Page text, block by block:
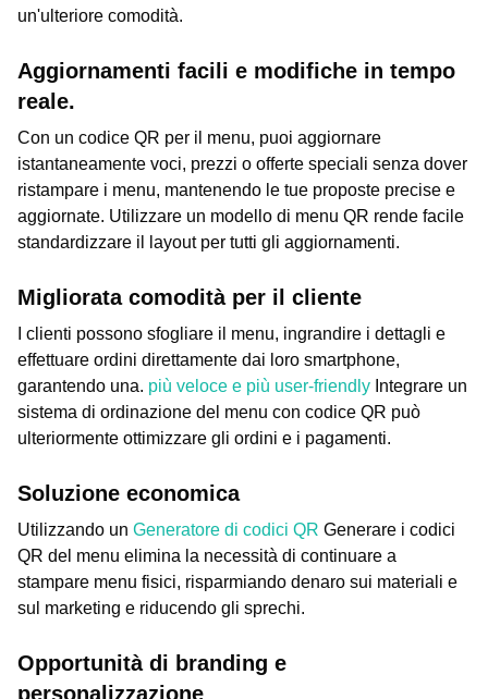
un'ulteriore comodità.
Aggiornamenti facili e modifiche in tempo
reale.
Con un codice QR per il menu, puoi aggiornare
istantaneamente voci, prezzi o offerte speciali senza dover
ristampare i menu, mantenendo le tue proposte precise e
aggiornate. Utilizzare un modello di menu QR rende facile
standardizzare il layout per tutti gli aggiornamenti.
Migliorata comodità per il cliente
I clienti possono sfogliare il menu, ingrandire i dettagli e
effettuare ordini direttamente dai loro smartphone,
garantendo una. più veloce e più user-friendly Integrare un
sistema di ordinazione del menu con codice QR può
ulteriormente ottimizzare gli ordini e i pagamenti.
Soluzione economica
Utilizzando un Generatore di codici QR Generare i codici
QR del menu elimina la necessità di continuare a
stampare menu fisici, risparmiando denaro sui materiali e
sul marketing e riducendo gli sprechi.
Opportunità di branding e
personalizzazione